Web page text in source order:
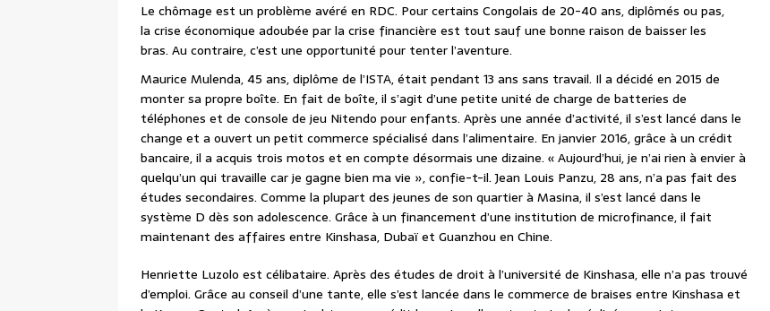
Le chômage est un problème avéré en RDC. Pour certains Congolais de 20-40 ans, diplômés ou pas,
la crise économique adoubée par la crise financière est tout sauf une bonne raison de baisser les
bras. Au contraire, c’est une opportunité pour tenter l’aventure.
Maurice Mulenda, 45 ans, diplôme de l’ISTA, était pendant 13 ans sans travail. Il a décidé en 2015 de
monter sa propre boîte. En fait de boîte, il s’agit d’une petite unité de charge de batteries de
téléphones et de console de jeu Nitendo pour enfants. Après une année d’activité, il s’est lancé dans le
change et a ouvert un petit commerce spécialisé dans l’alimentaire. En janvier 2016, grâce à un crédit
bancaire, il a acquis trois motos et en compte désormais une dizaine. « Aujourd’hui, je n’ai rien à envier à
quelqu’un qui travaille car je gagne bien ma vie », confie-t-il. Jean Louis Panzu, 28 ans, n’a pas fait des
études secondaires. Comme la plupart des jeunes de son quartier à Masina, il s’est lancé dans le
système D dès son adolescence. Grâce à un financement d’une institution de microfinance, il fait
maintenant des affaires entre Kinshasa, Dubaï et Guanzhou en Chine.
Henriette Luzolo est célibataire. Après des études de droit à l’université de Kinshasa, elle n’a pas trouvé
d’emploi. Grâce au conseil d’une tante, elle s’est lancée dans le commerce de braises entre Kinshasa et